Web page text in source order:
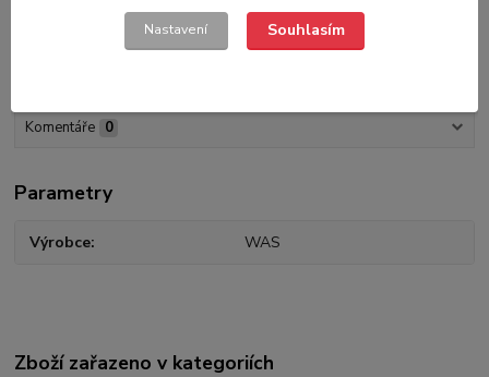
Komentáře 0
Parametry
Výrobce WAS
Zboží zařazeno v kategoriích
Nastavení Souhlasím